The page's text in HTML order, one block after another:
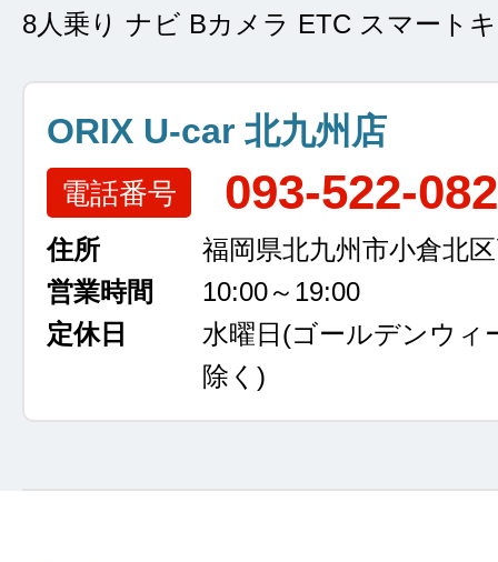
8人乗り ナビ Bカメラ ETC スマート
ORIX U-car 北九州店
電話番号 093-522-
住所
福岡県北九州市小倉北
営業時間
10:00～19:00
定休日
水曜日 (ゴールデンウィ
除く)